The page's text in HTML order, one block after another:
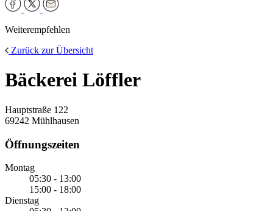
Weiterempfehlen
Zurück zur Übersicht
Bäckerei Löffler
Hauptstraße 122
69242 Mühlhausen
Öffnungszeiten
Montag
05:30 - 13:00
15:00 - 18:00
Dienstag